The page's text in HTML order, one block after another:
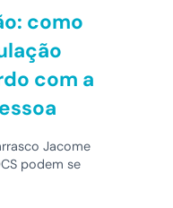
como
com a
Jacome
podem se